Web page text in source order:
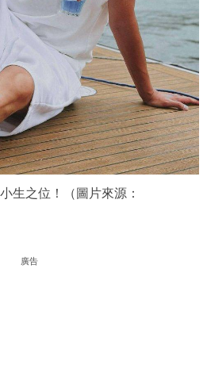
生之位！（圖片來源：
廣告